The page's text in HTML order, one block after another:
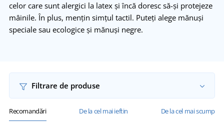
celor care sunt alergici la latex și încă doresc să-și protejeze
mâinile. În plus, mențin simțul tactil. Puteți alege mănuși
speciale sau ecologice și mănuși negre.
Filtrare de produse
Recomandări De la cel mai ieftin De la cel mai scump